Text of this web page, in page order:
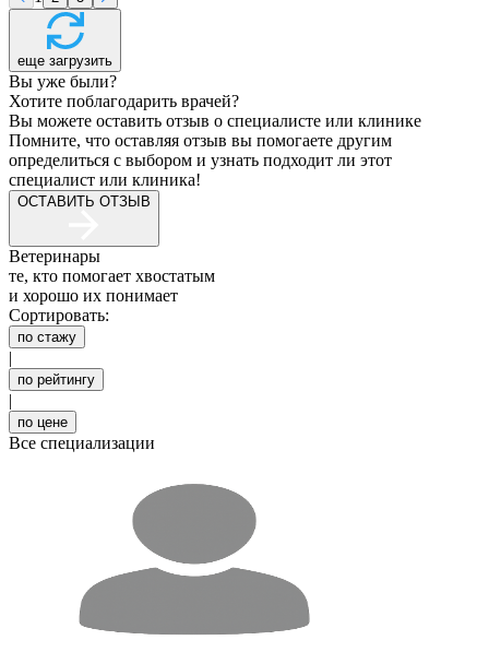
еще загрузить
Вы уже были?
Хотите поблагодарить врачей?
Вы можете оставить отзыв о специалисте или клинике
Помните, что оставляя отзыв вы помогаете другим
определиться с выбором и узнать подходит ли этот
специалист или клиника!
ОСТАВИТЬ ОТЗЫВ
Ветеринары
те, кто помогает хвостатым
и хорошо их понимает
Сортировать:
по стажу
|
по рейтингу
|
по цене
Все специализации